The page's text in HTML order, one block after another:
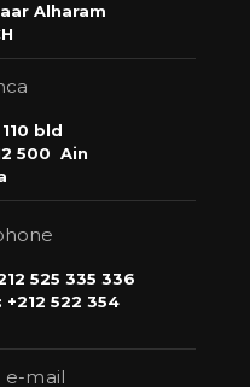
Alharam
bld
500 Ain
525 335 336
522 354
e-mail